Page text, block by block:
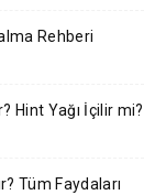
Rehberi
Hint Yağı İçilir mi?
Tüm Faydaları